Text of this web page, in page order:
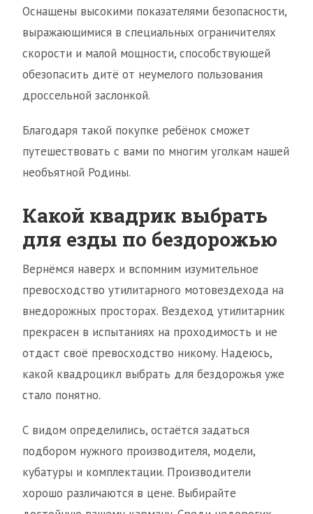
Оснащены высокими показателями безопасности,
выражающимися в специальных ограничителях
скорости и малой мощности, способствующей
обезопасить дитё от неумелого пользования
дроссельной заслонкой.
Благодаря такой покупке ребёнок сможет
путешествовать с вами по многим уголкам нашей
необъятной Родины.
Какой квадрик выбрать
для езды по бездорожью
Вернёмся наверх и вспомним изумительное
превосходство утилитарного мотовездехода на
внедорожных просторах. Вездеход утилитарник
прекрасен в испытаниях на проходимость и не
отдаст своё превосходство никому. Надеюсь,
какой квадроцикл выбрать для бездорожья уже
стало понятно.
С видом определились, остаётся задаться
подбором нужного производителя, модели,
кубатуры и комплектации. Производители
хорошо различаются в цене. Выбирайте